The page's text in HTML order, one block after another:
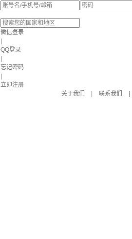
微信登录
QQ登录
忘记密码
立即注册
关于我们
联系我们